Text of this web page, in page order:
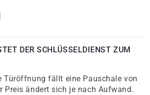
DER SCHLÜSSELDIENST ZUM
Türöffnung fällt eine Pauschale von
Preis ändert sich je nach Aufwand.